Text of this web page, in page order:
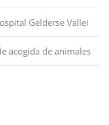
Gelderse Vallei
acogida de animales